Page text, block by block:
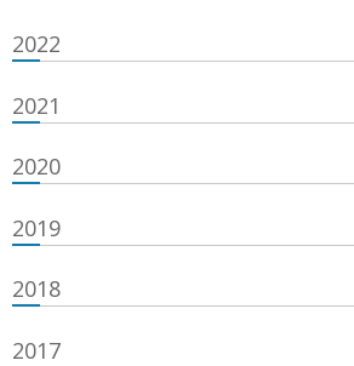
2022
2021
2020
2019
2018
2017